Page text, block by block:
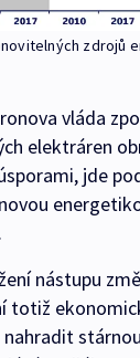
zdrojů
vláda
elektráren
jde
nástupu
totiž
nahradit